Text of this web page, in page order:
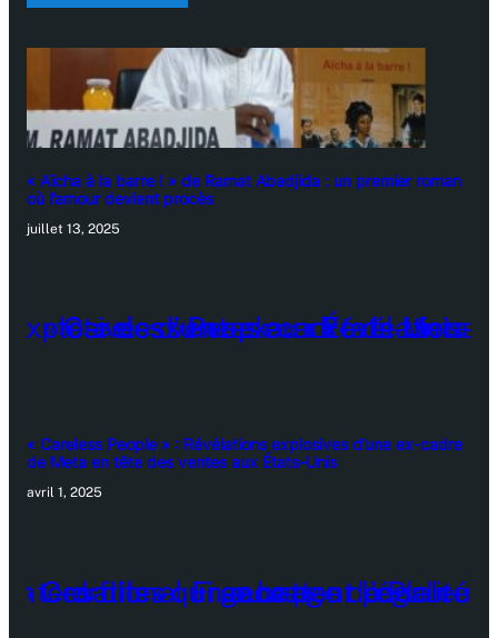
« Aïcha à la barre ! » de Ramat Abadjida : un premier roman
où l’amour devient procès
juillet 13, 2025
« Careless People » : Révélations explosives d’une ex-cadre
de Meta en tête des ventes aux États-Unis
avril 1, 2025